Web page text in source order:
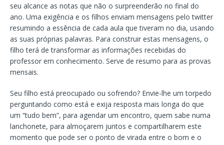
seu alcance as notas que não o surpreenderão no final do
ano. Uma exigência e os filhos enviam mensagens pelo twitter
resumindo a essência de cada aula que tiveram no dia, usando
as suas próprias palavras. Para construir estas mensagens, o
filho terá de transformar as informações recebidas do
professor em conhecimento. Serve de resumo para as provas
mensais.
Seu filho está preocupado ou sofrendo? Envie-lhe um torpedo
perguntando como está e exija resposta mais longa do que
um “tudo bem”, para agendar um encontro, quem sabe numa
lanchonete, para almoçarem juntos e compartilharem este
momento que pode ser o ponto de virada entre o bom e o